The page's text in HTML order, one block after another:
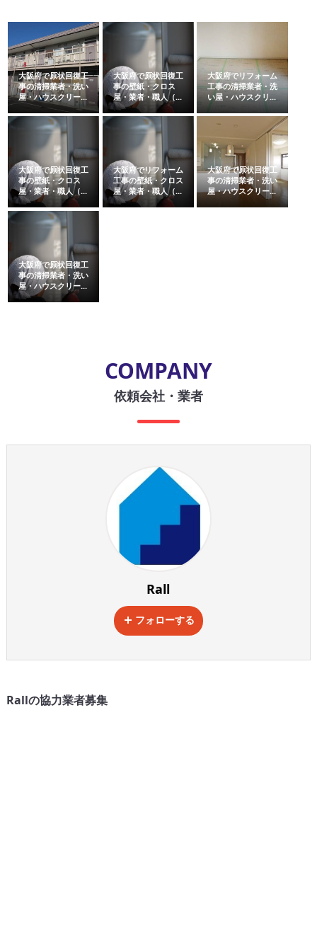
大阪府で原状回復工
事の清掃業者・洗い
屋・ハウスクリー...
大阪府で原状回復工
事の壁紙・クロス
屋・業者・職人（...
大阪府でリフォーム
工事の清掃業者・洗
い屋・ハウスクリ...
大阪府で原状回復工
事の壁紙・クロス
屋・業者・職人（...
大阪府でリフォーム
工事の壁紙・クロス
屋・業者・職人（...
大阪府で原状回復工
事の清掃業者・洗い
屋・ハウスクリー...
大阪府で原状回復工
事の清掃業者・洗い
屋・ハウスクリー...
COMPANY
依頼会社・業者
Rall
フォローする
Rallの協力業者募集